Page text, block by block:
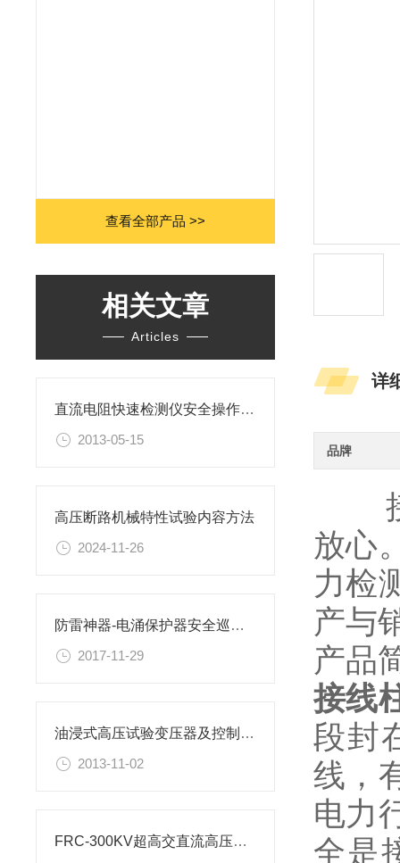
查看全部产品 >>
相关文章
Articles
直流电阻快速检测仪安全操作注意事项
2013-05-15
高压断路机械特性试验内容方法
2024-11-26
防雷神器-电涌保护器安全巡检仪
2017-11-29
油浸式高压试验变压器及控制台的主要特点
2013-11-02
FRC-300KV超高交直流高压分压器
详
品牌
接
放心
力检
产与
产品
接线
段封
线，
电力
全是